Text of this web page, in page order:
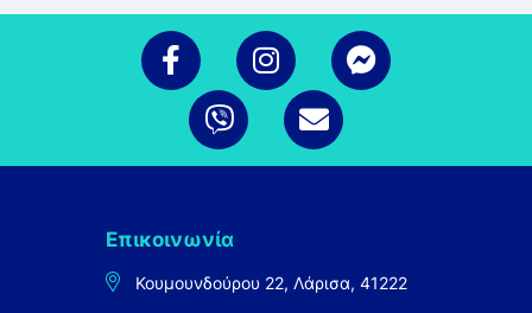
Επικοινωνία
Κουμουνδούρου 22, Λάρισα, 41222